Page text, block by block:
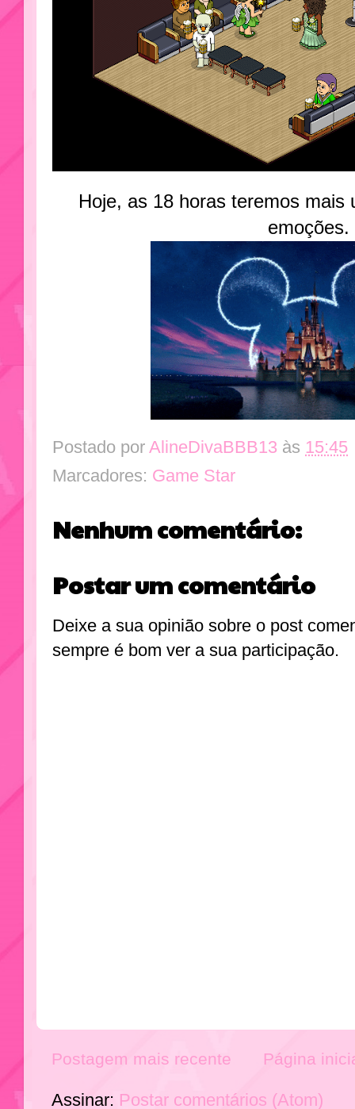
Hoje, as 18 horas teremos mais
emoções.
Postado por AlineDivaBBB13 às 15:45
Marcadores: Game Star
Nenhum comentário:
Postar um comentário
Deixe a sua opinião sobre o post
sempre é bom ver a sua participação.
Postagem mais recente Página
Assinar: Postar comentários (Atom)